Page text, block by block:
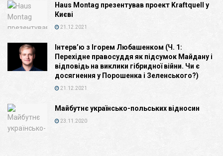
Haus Montag презентував проект Kraftquell у
Києві
21.12.2021
Інтерв’ю з Ігорем Любашенком (Ч. 1:
Перехідне правосуддя як підсумок Майдану і
відповідь на виклики гібридної війни. Чи є
досягнення у Порошенка і Зеленського?)
21.12.2021
Майбутнє українсько-польських відносин
23.11.2020